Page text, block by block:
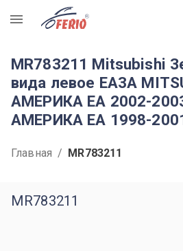
R
MR783211 Mitsubishi
вида левое EA3A
АМЕРИКА EA 2002-
АМЕРИКА EA 1998-
Главная / MR783211
MR783211